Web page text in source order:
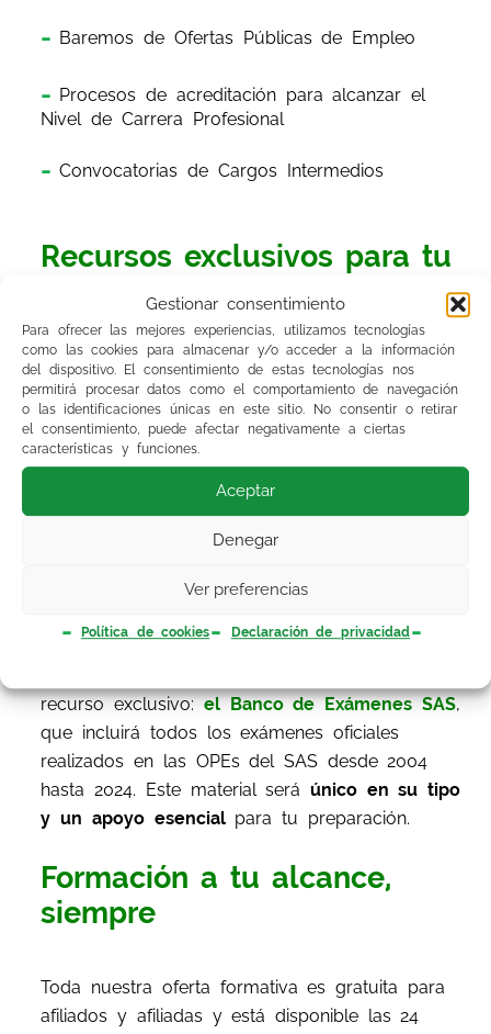
Gestionar consentimiento
Para ofrecer las mejores experiencias, utilizamos tecnologías
como las cookies para almacenar y/o acceder a la información
del dispositivo. El consentimiento de estas tecnologías nos
permitirá procesar datos como el comportamiento de navegación
o las identificaciones únicas en este sitio. No consentir o retirar
el consentimiento, puede afectar negativamente a ciertas
características y funciones.
Aceptar
Denegar
Ver preferencias
Política de cookies Declaración de privacidad
Baremos de Ofertas Públicas de Empleo
Procesos de acreditación para alcanzar el
Nivel de Carrera Profesional
Convocatorias de Cargos Intermedios
Recursos exclusivos para tu
preparación
Actualmente, contamos con dos herramientas
fundamentales para ayudarte a afrontar las
próximasOPEs:
Banco de Exámenes de otras Comunidades
Preguntas no asistenciales que engloba desde
el tema 1 al tema 30 de los temarios de
recurso exclusivo:el Banco de Exámenes SAS,
que incluirá todos los exámenes oficiales
realizados en las OPEs del SAS desde 2004
hasta 2024. Este material seráúnico en su tipo
y un apoyo esencialpara tu preparación.
Formación a tu alcance,
siempre
Toda nuestra oferta formativa es gratuita para
afiliados y afiliadas y está disponible las 24